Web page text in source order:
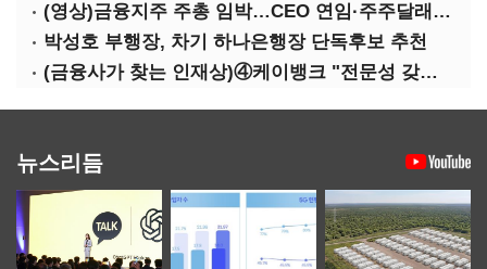
(영상)금융지주 주총 임박…CEO 연임·주주달래기 화두로
박성호 부행장, 차기 하나은행장 단독후보 추천
(금융사가 찾는 인재상)④케이뱅크 "전문성 갖고 협업 능숙한지 살필것"
뉴스리듬